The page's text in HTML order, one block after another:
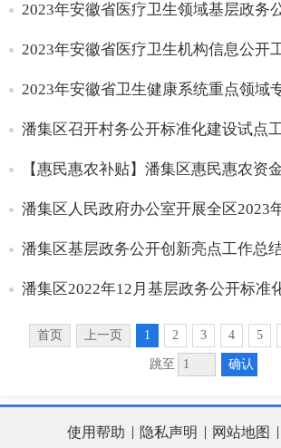
潘集区基层政务公开创新亮点工作总
首页 上一页 1 2 3 4 5
跳至 确认
使用帮助 隐私声明 网站地图